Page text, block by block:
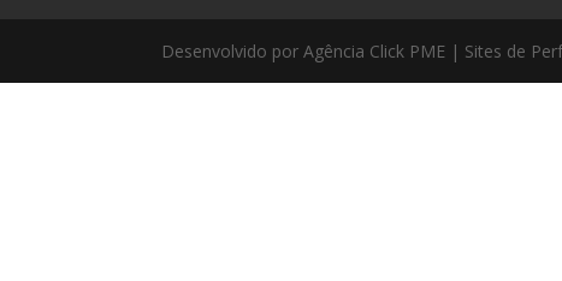
Desenvolvido por Agência Click PME | Sites de